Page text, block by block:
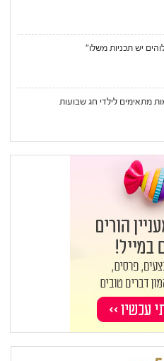
יש תכניות משלו"
מתאימים לילדי חג שבועות